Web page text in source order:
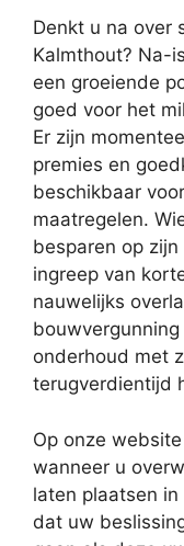
Denkt u na over
Kalmthout? Na-
een groeiende
goed voor het
Er zijn
premies en
beschikbaar
maatregelen.
besparen op
ingreep van
nauwelijks
onderhoud met
terugverdientijd
Op onze
wanneer u
laten plaatsen
dat uw